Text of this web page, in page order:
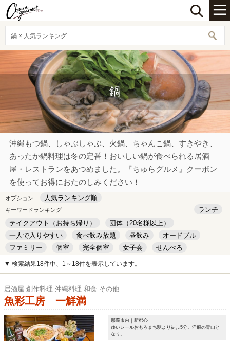
鍋 × 人気ランキング
鍋
沖縄もつ鍋、しゃぶしゃぶ、火鍋、ちゃんこ鍋、すきやき、
あったか鍋料理は冬の定番！おいしい鍋が食べられる居酒
屋・レストランをあつめました。『ちゅらグルメ』クーポン
を使ってお得におたのしみください！
オプション 人気ランキング順
キーワードランキング
ランチ
テイクアウト（お持ち帰り）
団体（20名様以上）
一人で入りやすい
食べ飲み放題 昼飲み
オードブル
ファミリー
個室 完全個室 女子会
せんべろ
キッズルーム
安い デート
▼ 検索結果18件中、1～18件を表示しています。
居酒屋 創作料理 沖縄料理 和食 その他
魚彩工房 一鮮満
那覇市内｜新都心
ゆいレールおもろまち駅より徒歩5分。洋服の青山と
なり。